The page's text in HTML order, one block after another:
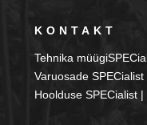
KONTAKT
Tehnika
Varuosade
Hoolduse SPECialist